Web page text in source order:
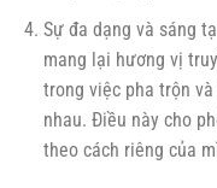
Sự đa dạng và sáng
mang lại hương vị
trong việc pha trộn
nhau. Điều này cho
theo cách riêng của